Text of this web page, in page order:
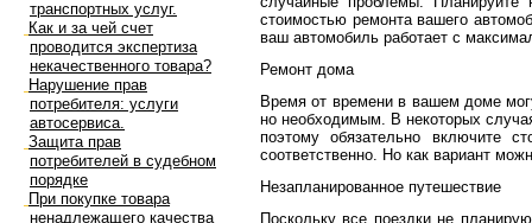
транспортных услуг.
Как и за чей счет
проводится экспертиза
некачественного товара?
Нарушение прав
потребителя: услуги
автосервиса.
Защита прав
потребителей в судебном
порядке
При покупке товара
ненадлежащего качества
стоимостью ремонта вашего
ваш автомобиль работает с
Ремонт дома
Время от времени в вашем доме
но необходимым. В некоторых
поэтому обязательно включите
соответственно. Но как вариант
Незапланированное путешествие
Поскольку все поездки не